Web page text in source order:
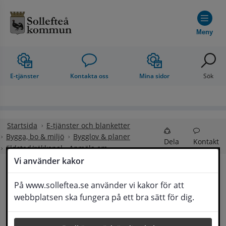
Vi använder kakor
På www.solleftea.se använder vi kakor för att
webbplatsen ska fungera på ett bra sätt för dig.
Meny
E-tjänster Kontakta oss Mina sidor Sök
Startsida
E-tjänster och blanketter
Bygga, bo & miljö
Bygglov & planer
Eldstad/rökkanal - Anmäla om
Dela Kontakt
Eldstad/rökkanal -
Anmäla om